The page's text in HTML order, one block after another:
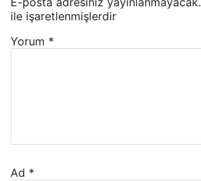
ile işaretlenmişlerdir
Yorum *
Ad *